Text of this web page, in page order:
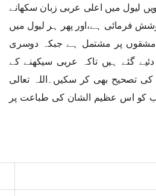
لیول میں اعلی عربی زبان سکھانے
فرمائی ہے،اور پھر ہر لیول میں
مشقوں پر مشتمل ہے جبکہ دوسری
گئے ہیں تاکہ عربی سیکھنے کے
تصحیح بھی کر سکیں۔اللہ تعالی
کو اس عظیم الشان کی طباعت پر